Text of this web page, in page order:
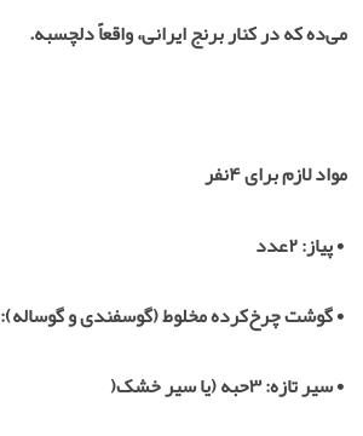
می‌ده که در کنار برنج ایرانی، واقعاً دلچسبه.
مواد لازم برای۴نفر
•پیاز:۲عدد
•گوشت چرخ‌کرده مخلوط (گوسفندی و گوساله):
•سیر تازه:۳حبه (یا سیر خشک)